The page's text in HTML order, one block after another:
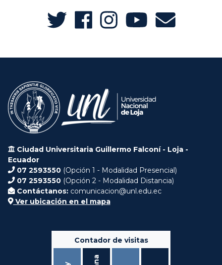
Ciudad Universitaria Guillermo Falconí - Loja -
Ecuador
07 2593550 (Opción 1 - Modalidad Presencial)
07 2593550 (Opción 2 - Modalidad Distancia)
Contáctanos: comunicacion@unl.edu.ec
Ver ubicación en el mapa
Contador de visitas